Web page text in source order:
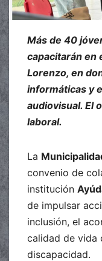
Más de 40
capacitarán en
Lorenzo, en
informáticas y
audiovisual. El
laboral.
La
convenio de
institución
de impulsar
inclusión, el
calidad de vida
discapacidad.